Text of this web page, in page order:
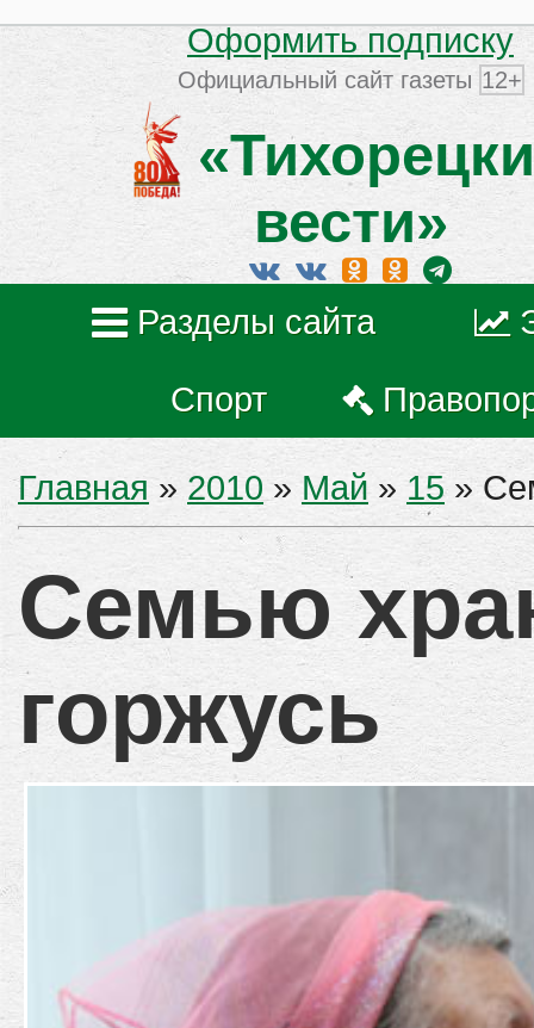
Оформить подписку
Официальный сайт газеты 12+
вести»
Разделы сайта
Спорт
Главная » 2010 » Май » 15»
Семью
горжусь